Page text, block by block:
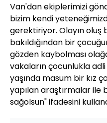
Van'dan ekiplerimizi
bizim kendi
gerektiriyor. Olayın oluş
bakıldığından bir
gözden kaybolması
vakaların çocunlukla
yaşında masum bir kız
yapılan araştırmalar ile
sağolsun" ifadesini